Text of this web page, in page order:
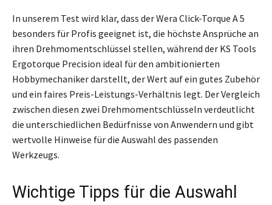
In unserem Test wird klar, dass der Wera Click-Torque A 5
besonders für Profis geeignet ist, die höchste Ansprüche an
ihren Drehmomentschlüssel stellen, während der KS Tools
Ergotorque Precision ideal für den ambitionierten
Hobbymechaniker darstellt, der Wert auf ein gutes Zubehör
und ein faires Preis-Leistungs-Verhältnis legt. Der Vergleich
zwischen diesen zwei Drehmomentschlüsseln verdeutlicht
die unterschiedlichen Bedürfnisse von Anwendern und gibt
wertvolle Hinweise für die Auswahl des passenden
Werkzeugs.
Wichtige Tipps für die Auswahl